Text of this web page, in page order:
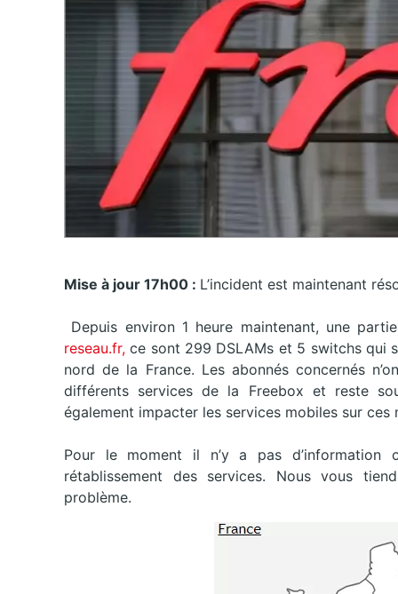
Mise à jour 17h00 : L’incident est maintenant
Depuis environ 1 heure maintenant, une
reseau.fr, ce sont 299 DSLAMs et 5 switchs qui
nord de la France. Les abonnés concernés
différents services de la Freebox et reste
également impacter les services mobiles sur ces
Pour le moment il n’y a pas
rétablissement des services. Nous vous
problème.